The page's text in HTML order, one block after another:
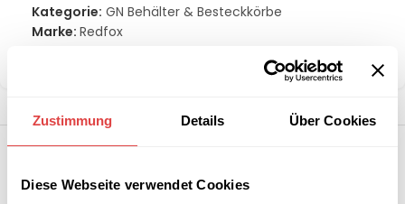
Zustimmung Details Über Cookies
Diese Webseite verwendet Cookies
Kategorie: GN Behälter & Besteckkörbe
Marke: Redfox